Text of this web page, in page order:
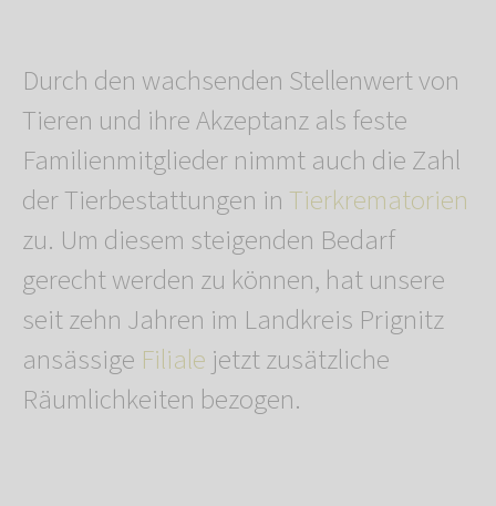
Durch den wachsenden Stellenwert von
Tieren und ihre Akzeptanz als feste
Familienmitglieder nimmt auch die Zahl
der Tierbestattungen in Tierkrematorien
zu. Um diesem steigenden Bedarf
gerecht werden zu können, hat unsere
seit zehn Jahren im Landkreis Prignitz
ansässige Filiale jetzt zusätzliche
Räumlichkeiten bezogen.